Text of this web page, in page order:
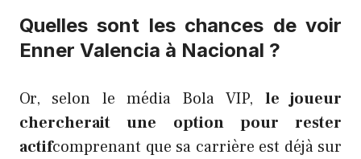
Quelles sont les chances de voir
Enner Valencia à Nacional ?
Or, selon le média Bola VIP, le joueur
chercherait une option pour rester
actifcomprenant que sa carrière est déjà sur